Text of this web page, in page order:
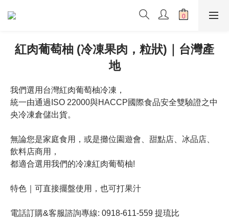
紅肉葡萄柚 (冷凍果肉，粒狀)｜台灣產
地
我們選用台灣紅肉葡萄柚冷凍，
統一由通過ISO 22000與HACCP國際食品安全雙驗證之中
央冷凍倉儲出貨。
無論您是家庭食用，或是攤位園遊會、甜點店、冰品店、
飲料店商用，
都適合選用我們的冷凍紅肉葡萄柚!
特色｜可直接擺盤使用，也可打果汁
電話訂購&客服諮詢專線: 0918-611-559 提琉比